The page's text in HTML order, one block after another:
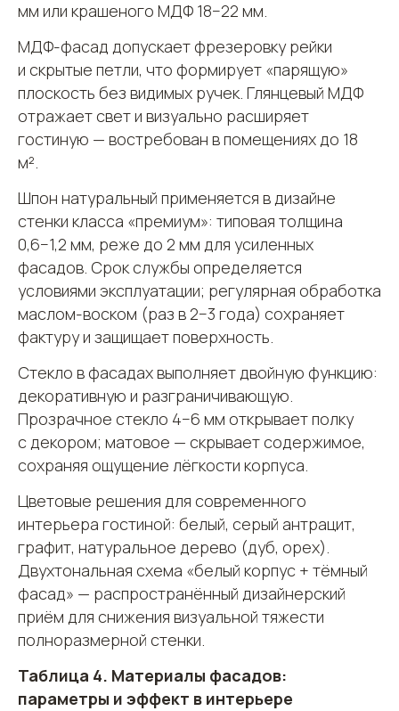
мм или крашеного МДФ 18−22 мм.
МДФ-фасад допускает фрезеровку рейки
и скрытые петли, что формирует «парящую»
плоскость без видимых ручек. Глянцевый МДФ
отражает свет и визуально расширяет
гостиную — востребован в помещениях до 18
м².
Шпон натуральный применяется в дизайне
стенки класса «премиум»: типовая толщина
0,6−1,2 мм, реже до 2 мм для усиленных
фасадов. Срок службы определяется
условиями эксплуатации; регулярная обработка
маслом-воском (раз в 2−3 года) сохраняет
фактуру и защищает поверхность.
Стекло в фасадах выполняет двойную функцию:
декоративную и разграничивающую.
Прозрачное стекло 4−6 мм открывает полку
с декором; матовое — скрывает содержимое,
сохраняя ощущение лёгкости корпуса.
Цветовые решения для современного
интерьера гостиной: белый, серый антрацит,
графит, натуральное дерево (дуб, орех).
Двухтональная схема «белый корпус + тёмный
фасад» — распространённый дизайнерский
приём для снижения визуальной тяжести
полноразмерной стенки.
Таблица 4. Материалы фасадов:
параметры и эффект в интерьере
ПОХОЖИЕ СТАТЬИ